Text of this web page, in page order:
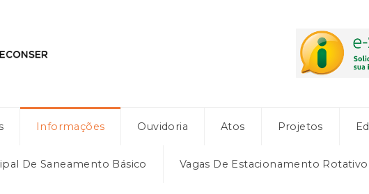
Informações Ouvidoria Atos Projetos
De Saneamento Básico Vagas De Estacionamento Rotativo